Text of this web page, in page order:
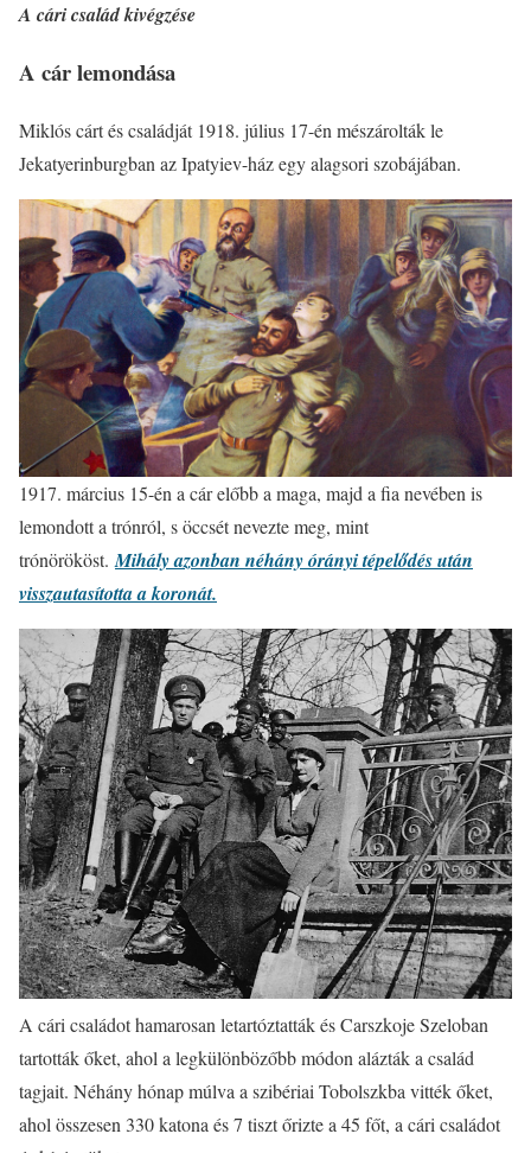
A cári család kivégzése
A cár lemondása
Miklós cárt és családját 1918. július 17-én mészárolták le
Jekatyerinburgban az Ipatyiev-ház egy alagsori szobájában.
1917. március 15-én a cár előbb a maga, majd a fia nevében is
lemondott a trónról, s öccsét nevezte meg, mint
trónörököst. Mihály azonban néhány órányi tépelődés után
visszautasította a koronát.
A cári családot hamarosan letartóztatták és Carszkoje Szeloban
tartották őket, ahol a legkülönbözőbb módon alázták a család
tagjait. Néhány hónap múlva a szibériai Tobolszkba vitték őket,
ahol összesen 330 katona és 7 tiszt őrizte a 45 főt, a cári családot